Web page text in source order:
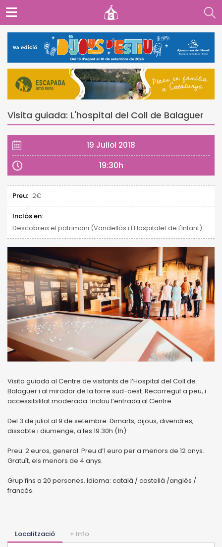
Visita guiada: L'hospital del Coll de Balaguer
19 Juliol 2018
19:30h
Preu: 2€
Inclòs en:
Descobreix el patrimoni (Vandellòs i l'Hospitalet de l'Infant)
Visita guiada al Centre de visitants de l’Hospital del Coll de
Balaguer i al mirador de la torre sud-oest. Recorregut a peu, i
accessibilitat moderada. Inclou l’entrada al Centre.
Del 3 de juliol al 9 de setembre: Dimarts, dijous, divendres,
dissabte i diumenge, a les 19.30h (1h)
Preu: 2 euros, general. Preu d’1 euro per a menors de 12 anys.
Gratuït, els menors de 4 anys.
Grup fins a 20 persones. Idioma: català / castellà /anglès /
francès.
Localització + Info